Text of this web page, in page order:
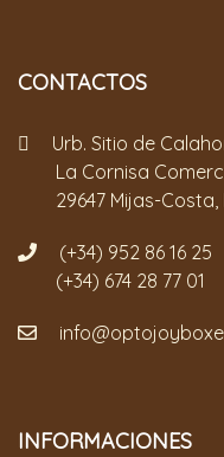
CONTACTOS
Urb. Sitio de
La Cornisa
29647 Mijas-Costa,
(+34) 952 86 16 25
(+34) 674 28 77 01
INFORMACIONES